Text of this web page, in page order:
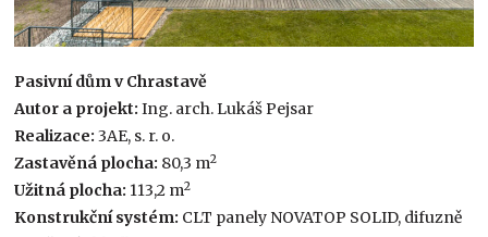
Pasivní dům v Chrastavě
Autor a projekt: Ing. arch. Lukáš Pejsar
Realizace: 3AE, s. r. o.
Zastavěná plocha: 80,3 m2
Užitná plocha: 113,2 m2
Konstrukční systém: CLT panely NOVATOP SOLID, difuzně